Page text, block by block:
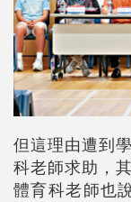
但這理由遭到
科老師求助，
體育科老師也